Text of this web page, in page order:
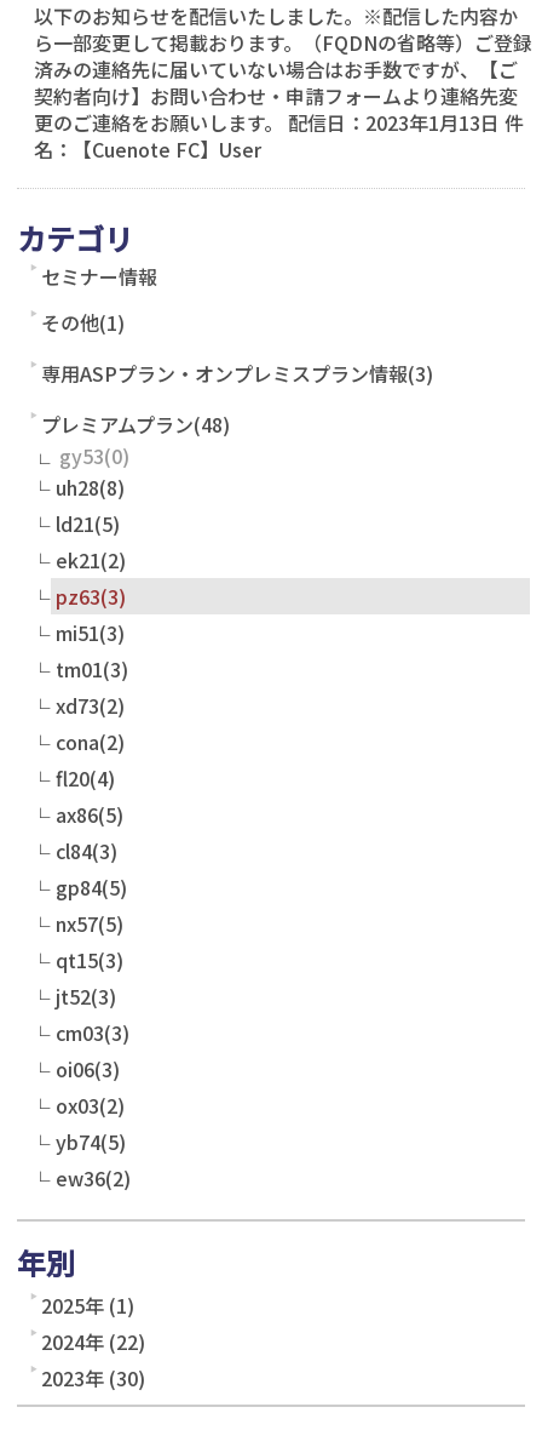
以下のお知らせを配信いたしました。※配信した内容か
ら一部変更して掲載おります。（FQDNの省略等）ご登録
済みの連絡先に届いていない場合はお手数ですが、【ご
契約者向け】お問い合わせ・申請フォームより連絡先変
更のご連絡をお願いします。 配信日：2023年1月13日 件
名：【Cuenote FC】User
カテゴリ
セミナー情報
その他(1)
専用ASPプラン・オンプレミスプラン情報(3)
プレミアムプラン(48)
gy53
uh28(8)
ld21(5)
ek21(2)
pz63(3)
mi51(3)
tm01(3)
xd73(2)
cona(2)
fl20(4)
ax86(5)
cl84(3)
gp84(5)
nx57(5)
qt15(3)
jt52(3)
cm03(3)
oi06(3)
ox03(2)
yb74(5)
ew36(2)
年別
2025年 (1)
2024年 (22)
2023年 (30)